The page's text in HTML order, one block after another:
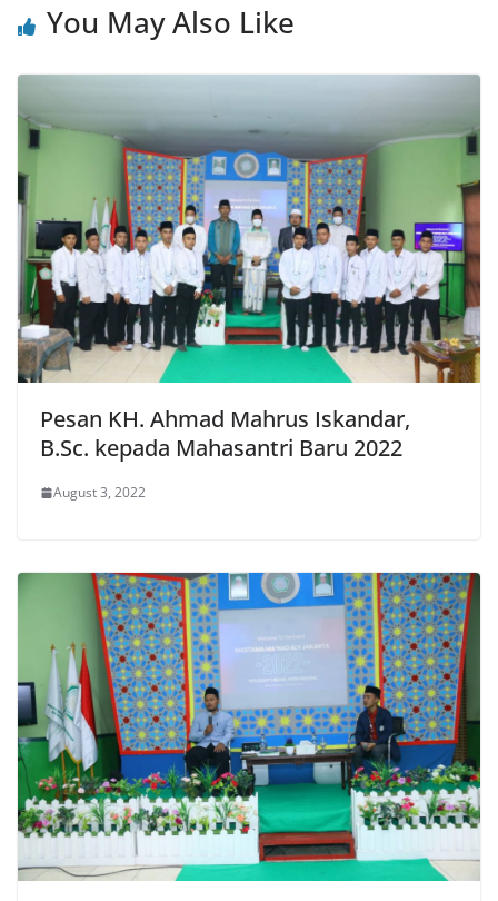
You May Also Like
Pesan KH. Ahmad Mahrus Iskandar,
B.Sc. kepada Mahasantri Baru 2022
August 3, 2022